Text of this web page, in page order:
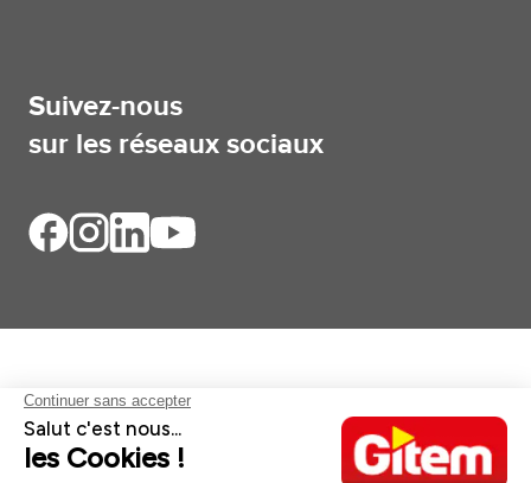
Suivez-nous
sur les réseaux sociaux
Aides et informations
Services